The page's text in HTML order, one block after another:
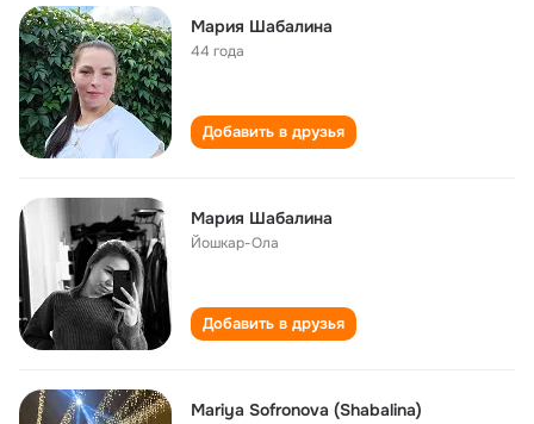
Мария Шабалина
44 года
Добавить в друзья
Мария Шабалина
Йошкар-Ола
Добавить в друзья
Mariya Sofronova (Shabalina)